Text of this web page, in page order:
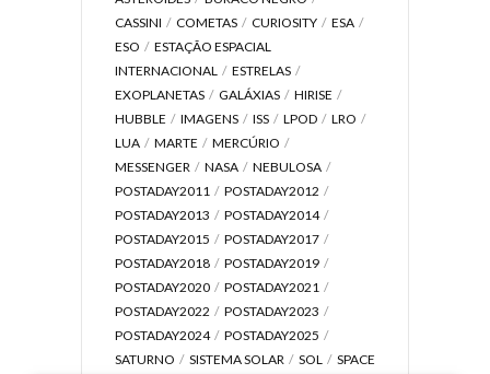
CASSINI
COMETAS CURIOSITY
ESA
ESO
ESTAÇÃO ESPACIAL
INTERNACIONAL
ESTRELAS
EXOPLANETAS
GALÁXIAS
HIRISE
HUBBLE
IMAGENS ISS LPOD
LRO
LUA
MARTE
MERCÚRIO
MESSENGER
NASA
NEBULOSA
POSTADAY2011
POSTADAY2012
POSTADAY2013
POSTADAY2014
POSTADAY2015
POSTADAY2017
POSTADAY2018
POSTADAY2019
POSTADAY2020
POSTADAY2021
POSTADAY2022
POSTADAY2023
POSTADAY2024
POSTADAY2025
SATURNO
SISTEMA SOLAR SOL
SPACE